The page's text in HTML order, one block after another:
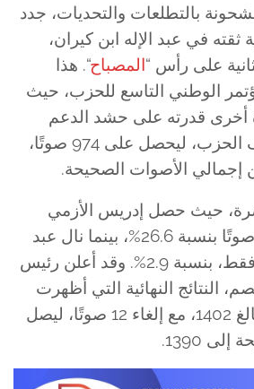
بالتطلعات والتحديات، جدد
ثقته في عبد الإله ابن كيران،
على رأس “المصباح“. هذا
الوطني التاسع للحزب، حيث
أخرى قدرته على حشد الدعم
والتأييد داخل صفوف الحزب، ليحصل على 974 صوتًا،
حيث حصل إدريس الأزمي
الإدريسي على 374 صوتًا بنسبة 26.6%، بينما نال عبد
الله بووانو 42 صوتًا فقط، بنسبة 2.9%. وقد أعلن رئيس
النتائج النهائية التي أظهرت
إجمالي الأصوات البالغ 1402، مع إلغاء 12 صوتًا، ليصل
1390.